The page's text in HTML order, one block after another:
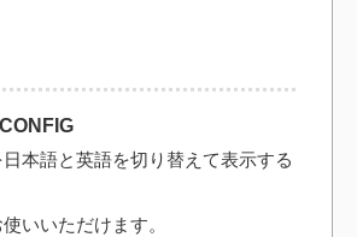
本語と英語を切り替えて表示する
いいただけます。